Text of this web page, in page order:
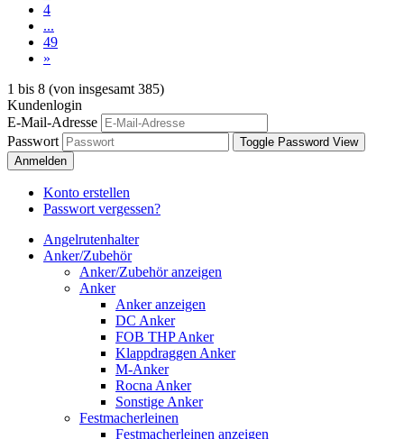
4
...
49
»
1 bis 8 (von insgesamt 385)
Kundenlogin
E-Mail-Adresse
Passwort
Toggle Password View
Anmelden
Konto erstellen
Passwort vergessen?
Angelrutenhalter
Anker/Zubehör
Anker/Zubehör anzeigen
Anker
Anker anzeigen
DC Anker
FOB THP Anker
Klappdraggen Anker
M-Anker
Rocna Anker
Sonstige Anker
Festmacherleinen
Festmacherleinen anzeigen